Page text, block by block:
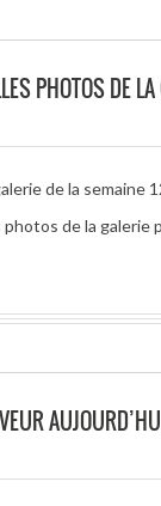
PHOTOS DE
de la semaine
de la